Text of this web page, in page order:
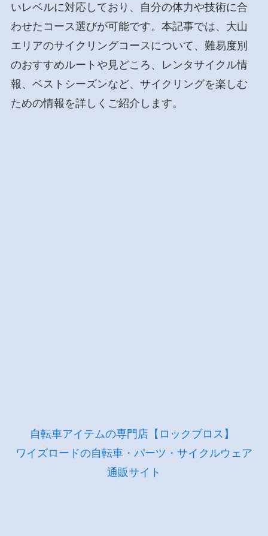
いレベルに対応しており、自分の体力や技術に合
わせたコース選びが可能です。本記事では、大山
エリアのサイクリングコースについて、難易度別
のおすすめルートや見どころ、レンタサイクル情
報、ベストシーズンなど、サイクリングを楽しむ
ための情報を詳しくご紹介します。
自転車アイテムの専門店【ロックブロス】
ワイズロードの自転車・パーツ・サイクルウェア
通販サイト